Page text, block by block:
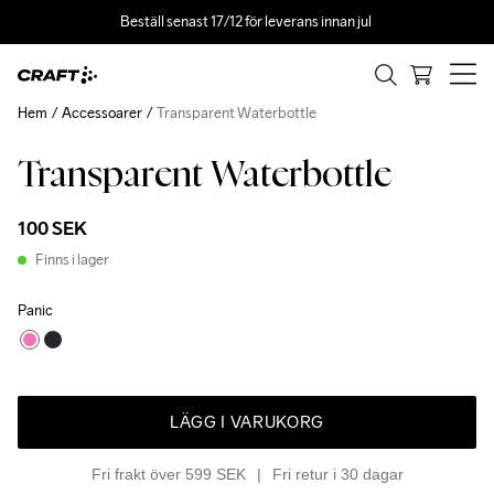
Beställ senast 17/12 för leverans innan jul
Transparent Waterbottle
100 SEK
Finns i lager
Panic
LÄGG I VARUKORG
Fri frakt över 599 SEK Fri retur i 30 dagar
Hem Accessoarer Transparent Waterbottle